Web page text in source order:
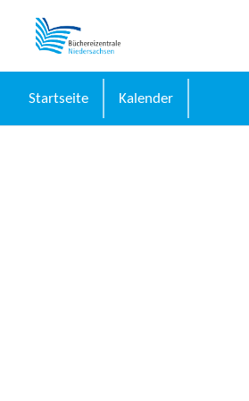
Startseite Kalender